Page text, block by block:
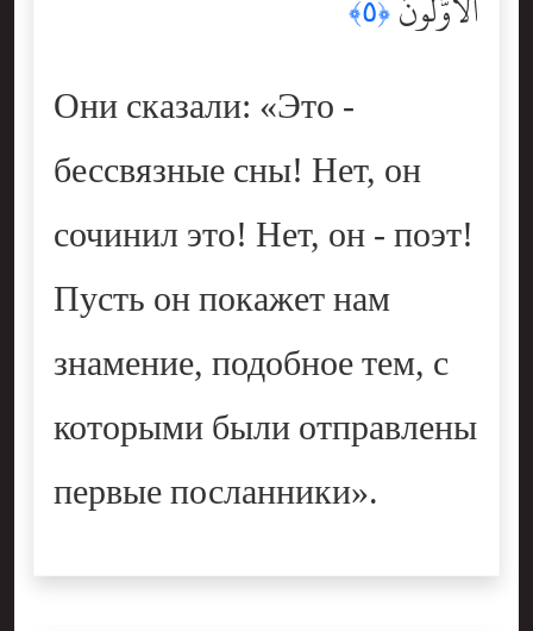
﴿٥﴾
Они сказали: «Это -
бессвязные сны! Нет, он
сочинил это! Нет, он - поэт!
Пусть он покажет нам
знамение, подобное тем, с
которыми были отправлены
первые посланники».